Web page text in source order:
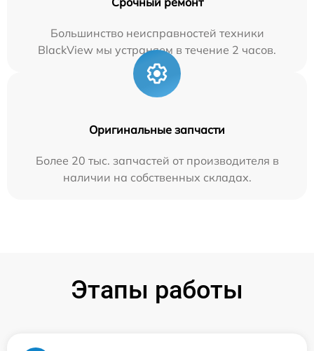
Большинство неисправностей техники
BlackView мы устраняем в течение 2 часов.
Оригинальные запчасти
Более 20 тыс. запчастей от производителя в
наличии на собственных складах.
Этапы работы